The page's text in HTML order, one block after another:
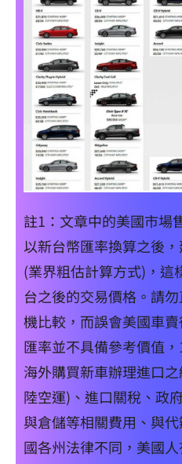
註1：文章中的美國市場
以新台幣匯率換算之後
(業界粗估計算方式)，這
台之後的交易價格。請
機比較，而誤會美國車
匯率並不具備參考價值
海外購買新車辦理進口
陸空運)、進口關稅、政
與倉儲等相關費用、與
國各州法律不同，美國